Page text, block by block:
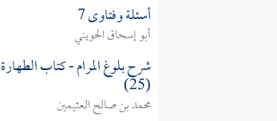
أسئلة وفتاوى 7
أبو إسحاق الحويني
شرح بلوغ المرام - كتاب الطهارة
(25)
محمد بن صالح العثيمين